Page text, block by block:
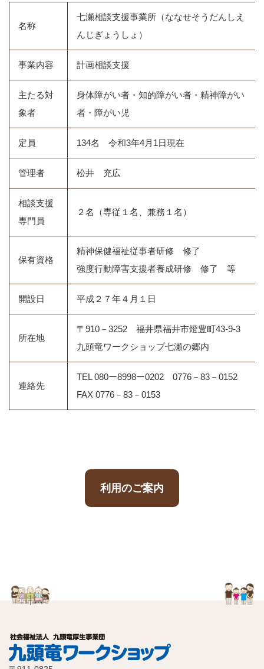
名称
七瀬相談支援事業所（ななせそうだんしえ
んじぎょうしょ）
事業内容 計画相談支援
主たる対
象者
身体障がい者・知的障がい者・精神障がい
者・障がい児
定員 134名 令和3年4月1日現在
管理者 松井 充広
相談支援
専門員
２名（専従１名、兼務１名）
保有資格
精神保健福祉従事者研修 修了
強度行動障害支援者養成研修 修了 等
開設日 平成２７年４月１日
所在地
〒910－3252 福井県福井市燈豊町43-9-3
九頭竜ワークショップ七瀬の郷内
連絡先
TEL 080ー8998ー0202 0776－83－0152
FAX 0776－83－0153
利用のご案内